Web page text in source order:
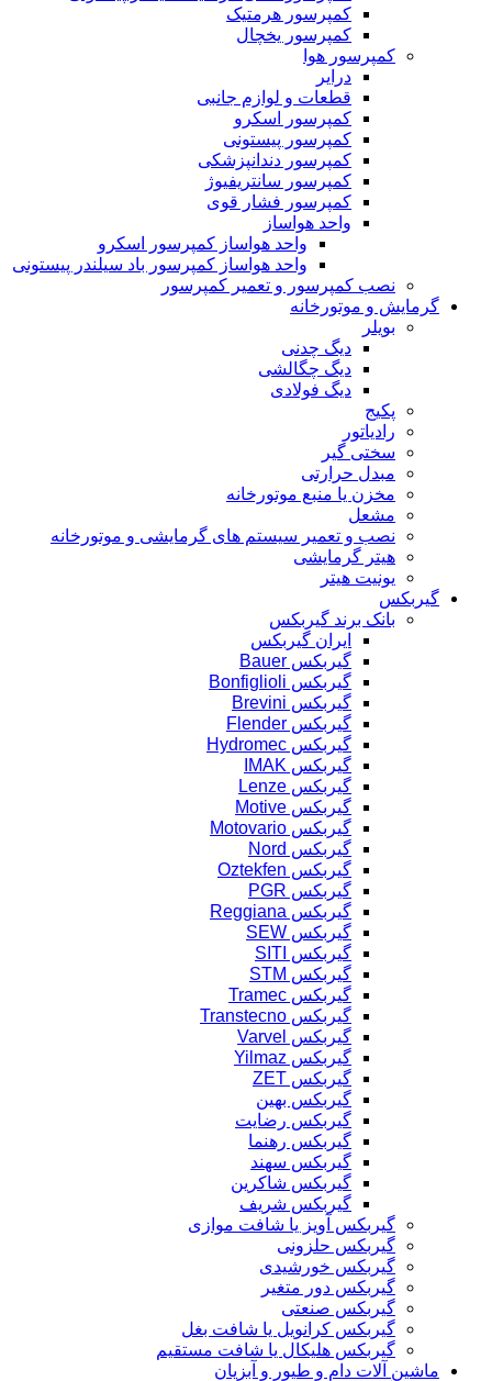
کمپرسور هرمتیک
کمپرسور یخچال
کمپرسور هوا
درایر
قطعات و لوازم جانبی
کمپرسور اسکرو
کمپرسور پیستونی
کمپرسور دندانپزشکی
کمپرسور سانتریفیوژ
کمپرسور فشار قوی
واحد هواساز
واحد هواساز کمپرسور اسکرو
واحد هواساز کمپرسور باد سیلندر پیستونی
نصب کمپرسور و تعمیر کمپرسور
گرمایش و موتورخانه
بویلر
دیگ چدنی
دیگ چگالشی
دیگ فولادی
پکیج
رادیاتور
سختی گیر
مبدل حرارتی
مخزن یا منبع موتورخانه
مشعل
نصب و تعمیر سیستم های گرمایشی و موتورخانه
هیتر گرمایشی
یونیت هیتر
گیربکس
بانک برند گیربکس
ایران گیربکس
گیربکس Bauer
گیربکس Bonfiglioli
گیربکس Brevini
گیربکس Flender
گیربکس Hydromec
گیربکس IMAK
گیربکس Lenze
گیربکس Motive
گیربکس Motovario
گیربکس Nord
گیربکس Oztekfen
گیربکس PGR
گیربکس Reggiana
گیربکس SEW
گیربکس SITI
گیربکس STM
گیربکس Tramec
گیربکس Transtecno
گیربکس Varvel
گیربکس Yilmaz
گیربکس ZET
گیربکس بهین
گیربکس رضایت
گیربکس رهنما
گیربکس سهند
گیربکس شاکرین
گیربکس شریف
گیربکس آویز یا شافت موازی
گیربکس حلزونی
گیربکس خورشیدی
گیربکس دور متغیر
گیربکس صنعتی
گیربکس کرانویل یا شافت بغل
گیربکس هلیکال یا شافت مستقیم
ماشین آلات دام و طیور و آبزیان